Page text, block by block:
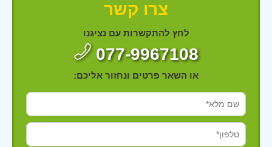
צרו קשר
לחץ להתקשרות עם נציגנו
077-9967108
או השאר פרטים ונחזור אליכם: